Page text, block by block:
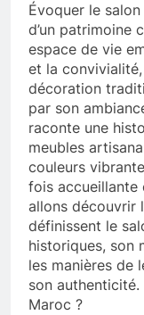
Évoquer le
d’un patrimoine
espace de vie
et la
décoration
par son
raconte une
meubles
couleurs
fois accueillante
allons découvrir
définissent le
historiques, son
les manières de
son
Maroc ?